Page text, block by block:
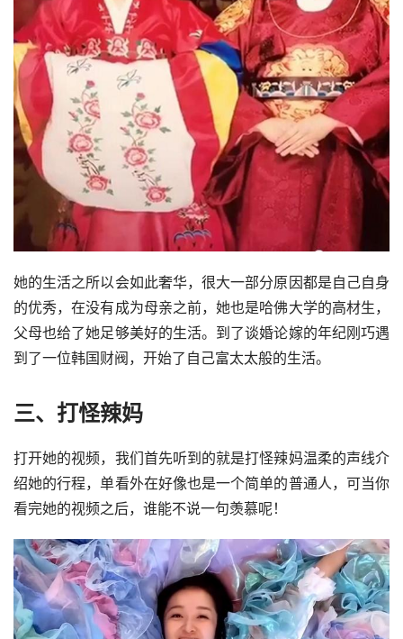
她的生活之所以会如此奢华，很大一部分原因都是自己自身
的优秀，在没有成为母亲之前，她也是哈佛大学的高材生，
父母也给了她足够美好的生活。到了谈婚论嫁的年纪刚巧遇
到了一位韩国财阀，开始了自己富太太般的生活。
三、打怪辣妈
打开她的视频，我们首先听到的就是打怪辣妈温柔的声线介
绍她的行程，单看外在好像也是一个简单的普通人，可当你
看完她的视频之后，谁能不说一句羡慕呢！